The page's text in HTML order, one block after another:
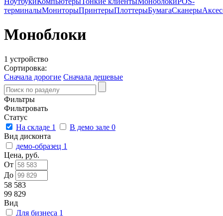
терминалыМониторыПринтерыПлоттерыБумагаСканеры
Моноблоки
1 устройство
Сортировка:
Сначала дорогие Сначала дешевые
Фильтры
Фильтровать
Статус
На складе 1 В демо зале 0
Вид дисконта
демо-образец 1
Цена, руб.
От
До
58 583
99 829
Вид
Для бизнеса 1